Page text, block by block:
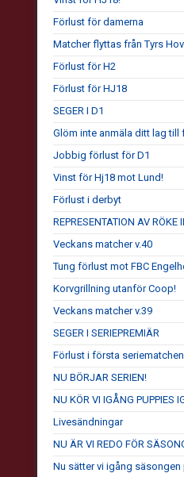
Förlust för damerna
Matcher flyttas från Tyrs
Förlust för H2
Förlust för HJ18
SEGER I D1
Glöm inte anmäla ditt lag
Jobbig förlust för D1
Vinst för Hj18 mot Lund!
Förlust i derbyt
REPRESENTATION AV
Veckans matcher v.40
Tung förlust mot FBC
Korvgrillning utanför Coop!
Veckans matcher v.39
SEGER I SERIEPREMIÄR
Förlust i första seriematchen
NU BÖRJAR SERIEN!
NU KÖR VI IGÅNG PUPPIES
Livesändningar
NU ÄR VI REDO FÖR
Nu sätter vi igång säsongen